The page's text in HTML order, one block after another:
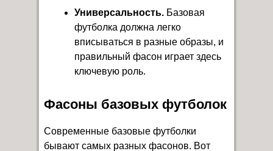
Универсальность. Базовая
футболка должна легко
вписываться в разные образы, и
правильный фасон играет здесь
ключевую роль.
Фасоны базовых футболок
Современные базовые футболки
бывают самых разных фасонов. Вот